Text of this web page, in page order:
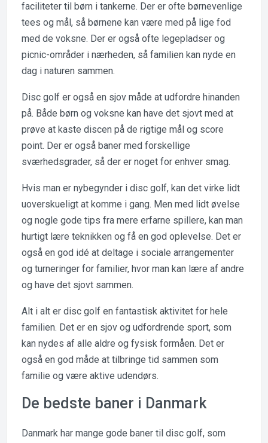
faciliteter til børn i tankerne. Der er ofte børnevenlige
tees og mål, så børnene kan være med på lige fod
med de voksne. Der er også ofte legepladser og
picnic-områder i nærheden, så familien kan nyde en
dag i naturen sammen.
Disc golf er også en sjov måde at udfordre hinanden
på. Både børn og voksne kan have det sjovt med at
prøve at kaste discen på de rigtige mål og score
point. Der er også baner med forskellige
sværhedsgrader, så der er noget for enhver smag.
Hvis man er nybegynder i disc golf, kan det virke lidt
uoverskueligt at komme i gang. Men med lidt øvelse
og nogle gode tips fra mere erfarne spillere, kan man
hurtigt lære teknikken og få en god oplevelse. Det er
også en god idé at deltage i sociale arrangementer
og turneringer for familier, hvor man kan lære af andre
og have det sjovt sammen.
Alt i alt er disc golf en fantastisk aktivitet for hele
familien. Det er en sjov og udfordrende sport, som
kan nydes af alle aldre og fysisk formåen. Det er
også en god måde at tilbringe tid sammen som
familie og være aktive udendørs.
De bedste baner i Danmark
Danmark har mange gode baner til disc golf, som